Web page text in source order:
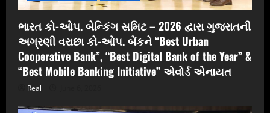
ભારત કો-ઓપ. બેન્કિંગ સમિટ – 2026 દ્વારા ગુજરાતની
અગ્રણી વરાછા કો-ઓપ. બેંકને “Best Urban
Cooperative Bank”, “Best Digital Bank of the Year” &
“Best Mobile Banking Initiative” એવોર્ડ એનાયત
Real